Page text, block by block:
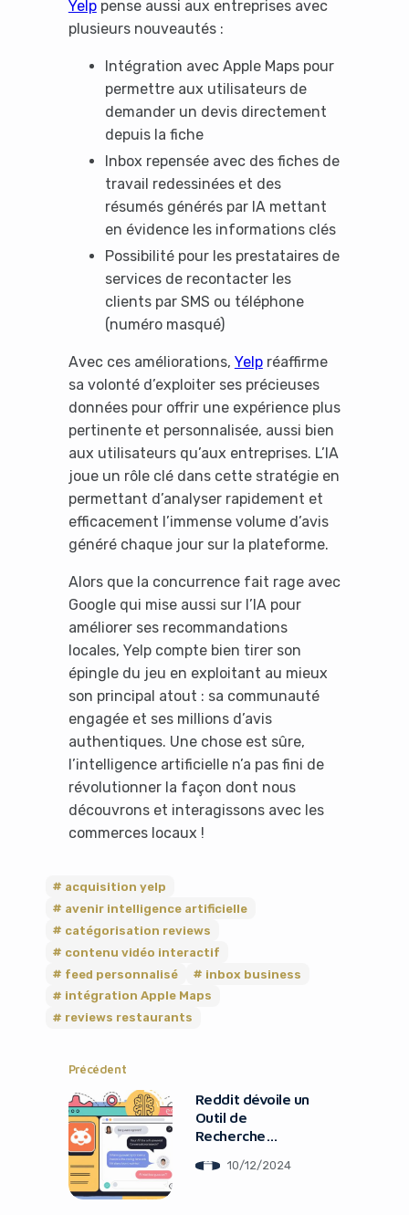
Yelppense aussi aux entreprises avec
plusieurs nouveautés :
Intégration avec Apple Maps pour
permettre aux utilisateurs de
demander un devis directement
depuis la fiche
Inbox repensée avec des fiches de
travail redessinées et des
résumés générés par IA mettant
en évidence les informations clés
Possibilité pour les prestataires de
services de recontacter les
clients par SMS ou téléphone
(numéro masqué)
Avec ces améliorations, Yelpréaffirme
sa volonté d’exploiter ses précieuses
données pour offrir une expérience plus
pertinente et personnalisée, aussi bien
aux utilisateurs qu’aux entreprises. L’IA
joue un rôle clé dans cette stratégie en
permettant d’analyser rapidement et
efficacement l’immense volume d’avis
généré chaque jour sur la plateforme.
Alors que la concurrence fait rage avec
Google qui mise aussi sur l’IA pour
améliorer ses recommandations
locales, Yelp compte bien tirer son
épingle du jeu en exploitant au mieux
son principal atout : sa communauté
engagée et ses millions d’avis
authentiques. Une chose est sûre,
l’intelligence artificielle n’a pas fini de
révolutionner la façon dont nous
découvrons et interagissons avec les
commerces locaux !
acquisition yelp
avenir intelligence artificielle
catégorisation reviews
contenu vidéo interactif
feed personnalisé
inbox business
intégration Apple Maps
reviews restaurants
Précédent
Reddit dévoile un
Outil de
Recherche
IA innovant
10/12/2024
It looks like you're
using an ad-blocker!